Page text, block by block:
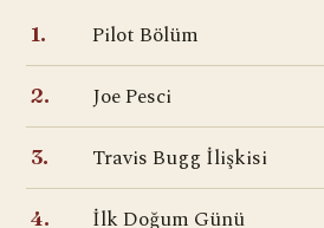
1. Pilot Bölüm
2. Joe Pesci
3. Travis Bugg İlişkisi
4. İlk Doğum Günü